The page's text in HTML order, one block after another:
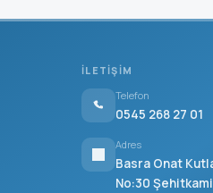
İLETIŞIM
Telefon
0545 268 27 01
Adres
Basra Onat
No:30